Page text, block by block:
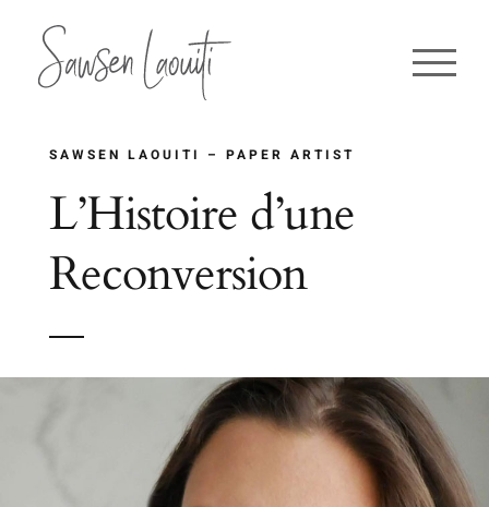
contenu
SAWSEN LAOUITI – PAPER ARTIST
L’Histoire d’une
Reconversion